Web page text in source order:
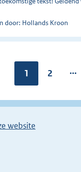
door: Hollands Kroon
Pagina:
1
P
g
2 ...
website